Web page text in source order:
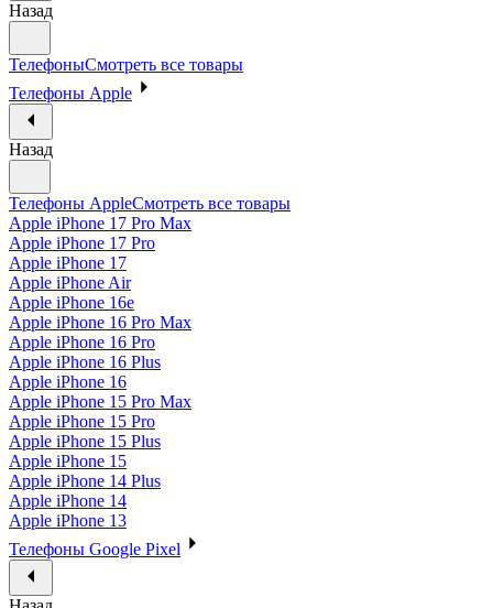
Назад
ТелефоныСмотреть все товары
Телефоны Apple
Назад
Телефоны AppleСмотреть все товары
Apple iPhone 17 Pro Max
Apple iPhone 17 Pro
Apple iPhone 17
Apple iPhone Air
Apple iPhone 16e
Apple iPhone 16 Pro Max
Apple iPhone 16 Pro
Apple iPhone 16 Plus
Apple iPhone 16
Apple iPhone 15 Pro Max
Apple iPhone 15 Pro
Apple iPhone 15 Plus
Apple iPhone 15
Apple iPhone 14 Plus
Apple iPhone 14
Apple iPhone 13
Телефоны Google Pixel